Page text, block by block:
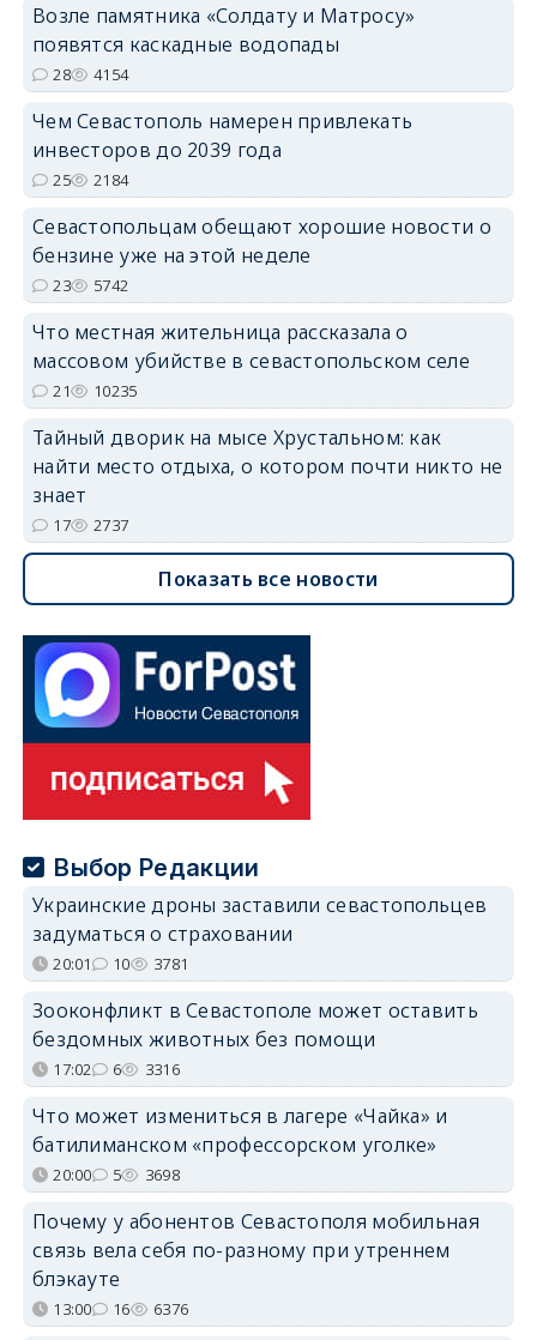
Возле памятника «Солдату и Матросу»
появятся каскадные водопады
28 4154
Чем Севастополь намерен привлекать
инвесторов до 2039 года
25 2184
Севастопольцам обещают хорошие новости о
бензине уже на этой неделе
23 5742
Что местная жительница рассказала о
массовом убийстве в севастопольском селе
21 10235
Тайный дворик на мысе Хрустальном: как
найти место отдыха, о котором почти никто не
знает
17 2737
Показать все новости
Выбор Редакции
Украинские дроны заставили севастопольцев
задуматься о страховании
20:01 10 3781
Зооконфликт в Севастополе может оставить
бездомных животных без помощи
17:02 6 3316
Что может измениться в лагере «Чайка» и
батилиманском «профессорском уголке»
20:00 5 3698
Почему у абонентов Севастополя мобильная
связь вела себя по-разному при утреннем
блэкауте
13:00 16 6376